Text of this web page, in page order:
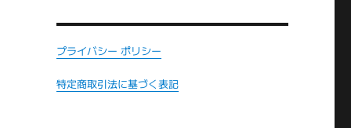
プライバシー ポリシー
特定商取引法に基づく表記